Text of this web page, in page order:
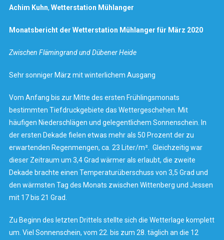
Achim Kuhn, Wetterstation Mühlanger
Monatsbericht der Wetterstation Mühlanger für März 2020
Zwischen Flämingrand und Dübener Heide
Sehr sonniger März mit winterlichem Ausgang
Vom Anfang bis zur Mitte des ersten Frühlingsmonats
bestimmten Tiefdruckgebiete das Wettergeschehen. Mit
häufigen Niederschlägen und gelegentlichem Sonnenschein. In
der ersten Dekade fielen etwas mehr als 50 Prozent der zu
erwartenden Regenmengen, ca. 23 Liter/m². Gleichzeitig war
dieser Zeitraum um 3,4 Grad wärmer als erlaubt, die zweite
Dekade brachte einen Temperaturüberschuss von 3,5 Grad und
den wärmsten Tag des Monats zwischen Wittenberg und Jessen
mit 17 bis 21 Grad.
Zu Beginn des letzten Drittels stellte sich die Wetterlage komplett
um. Viel Sonnenschein, vom 22. bis zum 28. täglich an die 12